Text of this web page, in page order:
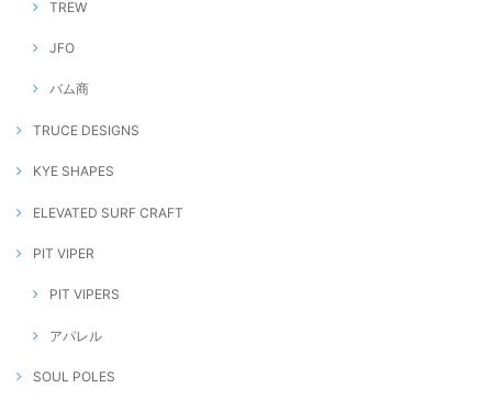
TREW
JFO
バム商
TRUCE DESIGNS
KYE SHAPES
ELEVATED SURF CRAFT
PIT VIPER
PIT VIPERS
アパレル
SOUL POLES